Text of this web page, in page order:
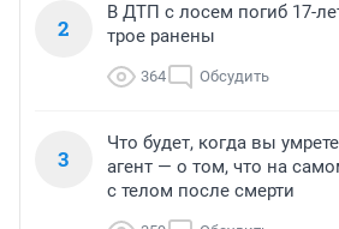
2
В ДТП с лосем погиб 17-
трое ранены
364 Обсудить
3
Что будет, когда вы
агент — о том, что на
с телом после смерти